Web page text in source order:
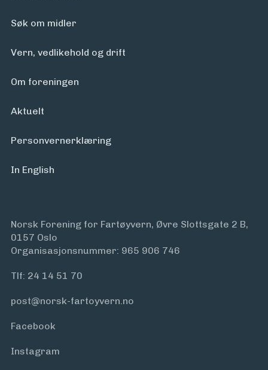
Søk om midler
Vern, vedlikehold og drift
Om foreningen
Aktuelt
Personvern­erklæring
In English
Norsk Forening for Fartøyvern, Øvre Slottsgate 2 B,
0157 Oslo
Organisasjonsnummer: 965 906 746
Tlf: 24 14 51 70
post@norsk-fartoyvern.no
Facebook
Instagram